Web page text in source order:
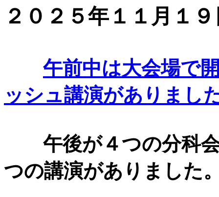
２０２５年１１月１
午前中は大会場で
ッシュ講演がありまし
午後が４つの分科会
つの講演がありました